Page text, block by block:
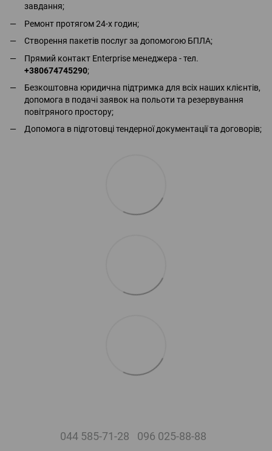
завдання;
Ремонт протягом 24-х годин;
Створення пакетів послуг за допомогою БПЛА;
Прямий контакт Enterprise менеджера - тел.
+380674745290;
Безкоштовна юридична підтримка для всіх наших клієнтів,
допомога в подачі заявок на польоти та резервування
повітряного простору;
Допомога в підготовці тендерної документації та договорів;
044 585-71-28 096 025-88-88